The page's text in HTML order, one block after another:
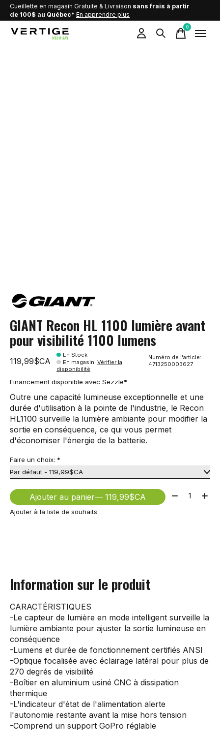
Cueillette en magasin Gratuite & Livraison sans frais à partir
de 100$ au Québec* En apprendre plus
0items
GIANT Recon HL 1100 lumière avant
pour visibilité 1100 lumens
119,99$CA
En Stock
En magasin:Vérifier la
disponibilité
Numéro de l'article:
4713250003627
Financement disponible avec Sezzle*
Outre une capacité lumineuse exceptionnelle et une
durée d'utilisation à la pointe de l'industrie, le Recon
HL1100 surveille la lumière ambiante pour modifier la
sortie en conséquence, ce qui vous permet
d'économiser l'énergie de la batterie.
Faire un choix: *
Ajouter au panier — 119,99$CA Quantité:
Ajouter à la liste de souhaits
Information sur le produit
CARACTÉRISTIQUES
-Le capteur de lumière en mode intelligent surveille la
lumière ambiante pour ajuster la sortie lumineuse en
conséquence
-Lumens et durée de fonctionnement certifiés ANSI
-Optique focalisée avec éclairage latéral pour plus de
270 degrés de visibilité
-Boîtier en aluminium usiné CNC à dissipation
thermique
-L'indicateur d'état de l'alimentation alerte
l'autonomie restante avant la mise hors tension
-Comprend un support GoPro réglable